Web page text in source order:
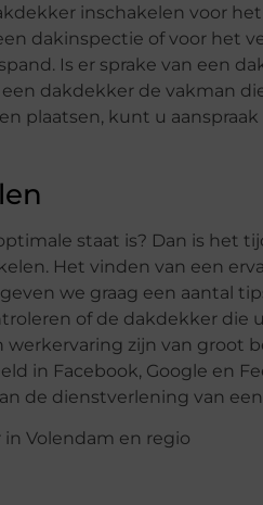
inschakelen voor
dakinspectie of voor het
Is er sprake van een
dakdekker de vakman
plaatsen, kunt u
staat is? Dan is het
Het vinden van een
we graag een aantal
of de dakdekker die
zijn van groot
in Facebook, Google en
de dienstverlening van